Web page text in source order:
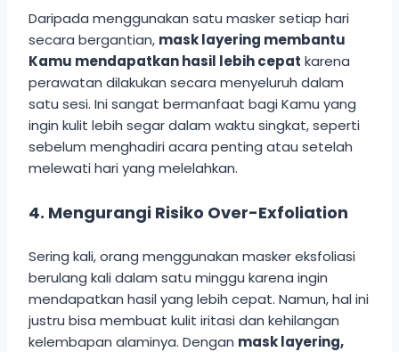
Daripada menggunakan satu masker setiap hari
secara bergantian, mask layering membantu
Kamu mendapatkan hasil lebih cepat karena
perawatan dilakukan secara menyeluruh dalam
satu sesi. Ini sangat bermanfaat bagi Kamu yang
ingin kulit lebih segar dalam waktu singkat, seperti
sebelum menghadiri acara penting atau setelah
melewati hari yang melelahkan.
4. Mengurangi Risiko Over-Exfoliation
Sering kali, orang menggunakan masker eksfoliasi
berulang kali dalam satu minggu karena ingin
mendapatkan hasil yang lebih cepat. Namun, hal ini
justru bisa membuat kulit iritasi dan kehilangan
kelembapan alaminya. Dengan mask layering,